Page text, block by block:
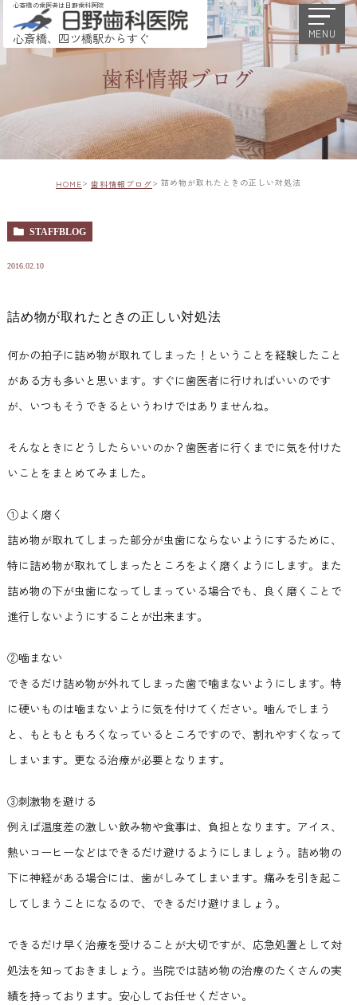
心斎橋の歯医者は日野歯科医院
心斎橋、四ツ橋駅からすぐ MENU
歯科情報ブログ
HOME 歯科情報ブログ 詰め物が取れたときの正しい対処法
STAFFBLOG
2016.02.10
詰め物が取れたときの正しい対処法
何かの拍子に詰め物が取れてしまった！ということを経験したこと
がある方も多いと思います。すぐに歯医者に行ければいいのです
が、いつもそうできるというわけではありませんね。
そんなときにどうしたらいいのか？歯医者に行くまでに気を付けた
いことをまとめてみました。
①よく磨く
詰め物が取れてしまった部分が虫歯にならないようにするために、
特に詰め物が取れてしまったところをよく磨くようにします。また
詰め物の下が虫歯になってしまっている場合でも、良く磨くことで
進行しないようにすることが出来ます。
②噛まない
できるだけ詰め物が外れてしまった歯で噛まないようにします。特
に硬いものは噛まないように気を付けてください。噛んでしまう
と、もともともろくなっているところですので、割れやすくなって
しまいます。更なる治療が必要となります。
③刺激物を避ける
例えば温度差の激しい飲み物や食事は、負担となります。アイス、
熱いコーヒーなどはできるだけ避けるようにしましょう。詰め物の
下に神経がある場合には、歯がしみてしまいます。痛みを引き起こ
してしまうことになるので、できるだけ避けましょう。
できるだけ早く治療を受けることが大切ですが、応急処置として対
処法を知っておきましょう。当院では詰め物の治療のたくさんの実
績を持っております。安心してお任せください。